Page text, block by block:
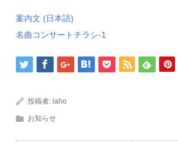
案内文 (日本語)
名曲コンサートチラシ-1
投稿者:iaho
お知らせ